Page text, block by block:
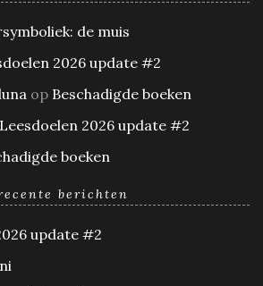
de muis
2026 update #2
op Beschadigde boeken
Leesdoelen 2026 update #2
boeken
berichten
update #2